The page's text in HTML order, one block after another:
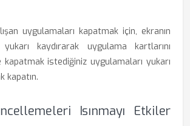
uygulamaları kapatmak için, ekranın
kaydırarak uygulama kartlarını
istediğiniz uygulamaları yukarı
kapatın.
Isınmayı Etkiler